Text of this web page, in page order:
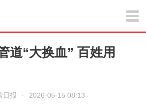
道“大换血” 百姓用
日报 · 2026-05-15 08:13